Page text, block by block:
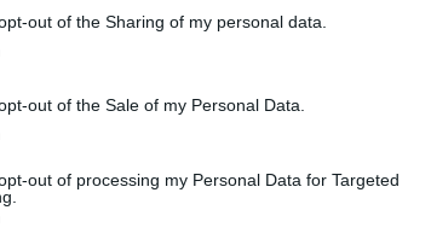
out of the Sharing of my personal data.
out of the Sale of my Personal Data.
out of processing my Personal Data for Targeted
tartalmazó feladattal, vagy legfeljebb 4 kisebb